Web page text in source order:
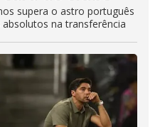
supera o astro português
na transferência